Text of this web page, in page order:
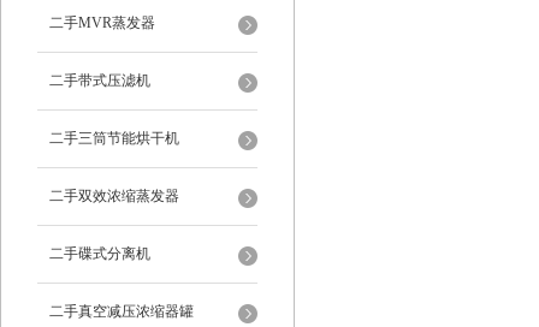
二手MVR蒸发器
二手带式压滤机
二手三筒节能烘干机
二手双效浓缩蒸发器
二手碟式分离机
二手真空减压浓缩器罐